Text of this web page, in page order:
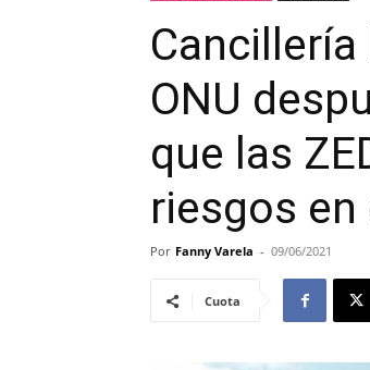
ONU
que las
riesgos en
Por Fanny Varela - 09/06/2021
Cuota